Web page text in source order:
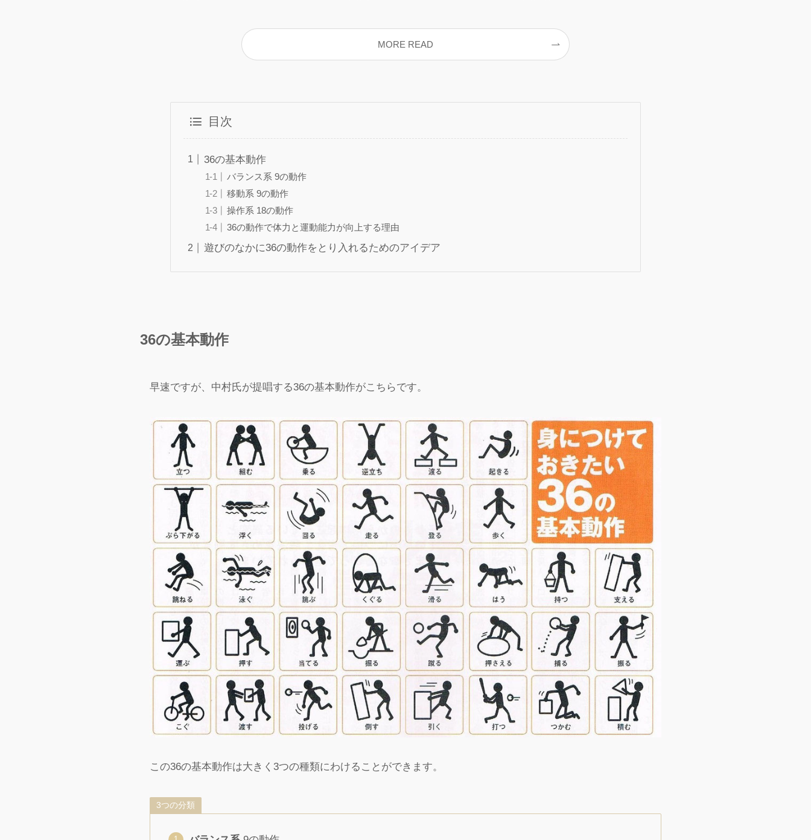
MORE READ
目次
36の基本動作
バランス系 9の動作
移動系 9の動作
操作系 18の動作
36の動作で体力と運動能力が向上する理由
遊びのなかに36の動作をとり入れるためのアイデア
36の基本動作
早速ですが、中村氏が提唱する36の基本動作がこちらです。
この36の基本動作は大きく3つの種類にわけることができます。
3つの分類